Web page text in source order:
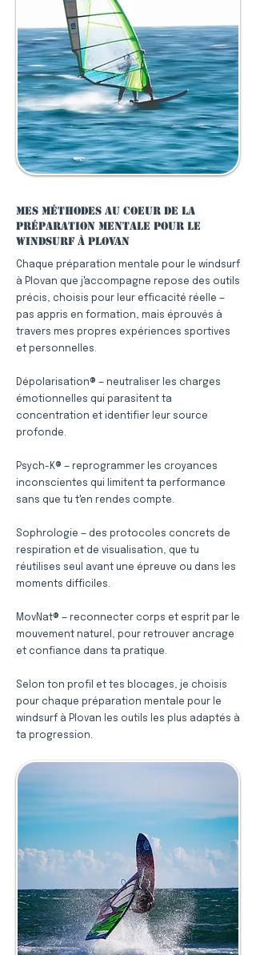
Mes méthodes au coeur de la
préparation mentale pour le
windsurf à Plovan
Chaque préparation mentale pour le windsurf
à Plovan que j'accompagne repose des outils
précis, choisis pour leur efficacité réelle —
pas appris en formation, mais éprouvés à
travers mes propres expériences sportives
et personnelles.
Dépolarisation® — neutraliser les charges
émotionnelles qui parasitent ta
concentration et identifier leur source
profonde.
Psych-K® — reprogrammer les croyances
inconscientes qui limitent ta performance
sans que tu t'en rendes compte.
Sophrologie — des protocoles concrets de
respiration et de visualisation, que tu
réutilises seul avant une épreuve ou dans les
moments difficiles.
MovNat® — reconnecter corps et esprit par le
mouvement naturel, pour retrouver ancrage
et confiance dans ta pratique.
Selon ton profil et tes blocages, je choisis
pour chaque préparation mentale pour le
windsurf à Plovan les outils les plus adaptés à
ta progression.